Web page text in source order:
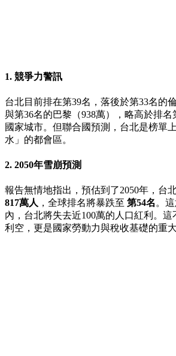
1. 競爭力警訊
台北目前排在第39名，落後於第33名的
與第36名的巴黎（938萬），略高於排
國家城市。但聯合國預測，台北是榜單
水」的都會區。
2. 2050年雪崩預測
報告無情地指出，預估到了2050年，台
817萬人 ，全球排名將暴跌至 第54名 。
內，台北將失去近100萬的人口紅利。
利空，更是國家勞動力與稅收基礎的重大